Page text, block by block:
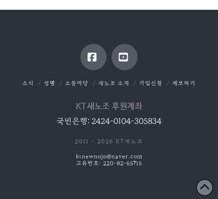
FacebookYouTube
소식 성명 소통마당 새노조 소개 가입신청 제보하기
KT새노조 후원계좌
국민은행: 2424-0104-305834
2011 - 2026 KT새노조
ktnewnojo@naver.com
고유번호: 220-82-65715